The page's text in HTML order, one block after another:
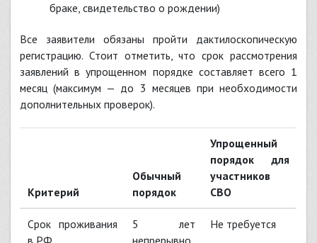
браке, свидетельство о рождении)
Все заявители обязаны пройти дактилоскопическую
регистрацию. Стоит отметить, что срок рассмотрения
заявлений в упрощенном порядке составляет всего 1
месяц (максимум — до 3 месяцев при необходимости
дополнительных проверок).
Критерий
Обычный
порядок
Упрощенный
порядок для
участников
СВО
Срок проживания
5 лет
Не требуется